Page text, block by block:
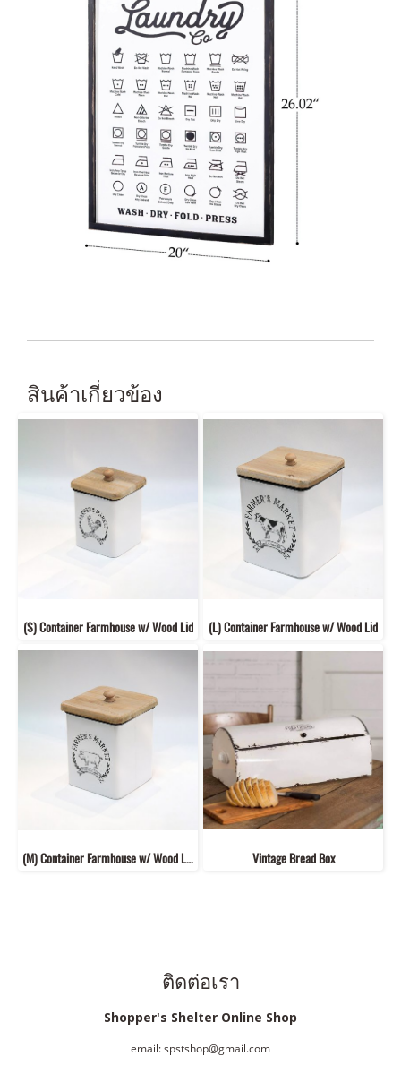
สินค้าเกี่ยวข้อง
(S) Container Farmhouse w/ Wood Lid (L) Container Farmhouse w/ Wood Lid
(M) Container Farmhouse w/ Wood Lid Vintage Bread Box
ติดต่อเรา
Shopper's Shelter Online Shop
email: spstshop@gmail.com